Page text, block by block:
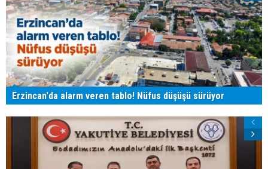
Erzincan'da alarm veren tablo! Nüfus düşüşü sürüyor